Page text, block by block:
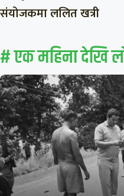
संयोजकमा ललित खत्री
# एक महिना देखि